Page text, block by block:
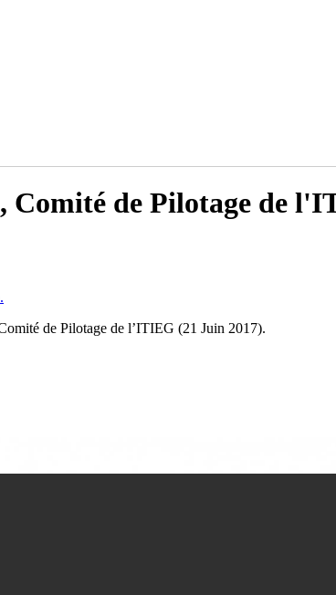
de Pilotage de
de Pilotage de l’ITIEG (21 Juin 2017).